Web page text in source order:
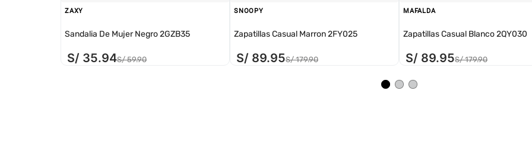
ZAXY
Sandalia De Mujer Negro 2GZB35
S/ 35.94S/ 59.90
SNOOPY
Zapatillas Casual Marron 2FY025
S/ 89.95S/ 179.90
MAFALDA
Zapatillas Casual Blanco 2QY030
S/ 89.95S/ 179.90